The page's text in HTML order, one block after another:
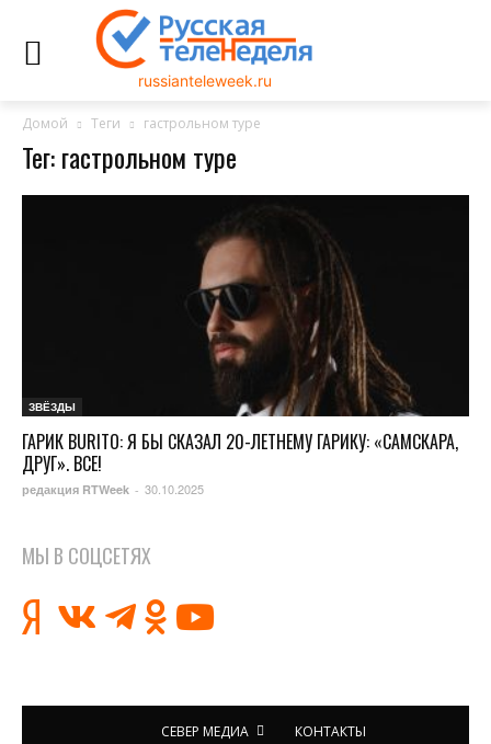
russianteleweek.ru
Домой Теги гастрольном туре
Тег: гастрольном туре
ЗВЁЗДЫ
ГАРИК BURITO: Я БЫ СКАЗАЛ 20-ЛЕТНЕМУ ГАРИКУ: «САМСКАРА,
ДРУГ». ВСЕ!
редакция RTWeek - 30.10.2025
МЫ В СОЦСЕТЯХ
СЕВЕР МЕДИА КОНТАКТЫ